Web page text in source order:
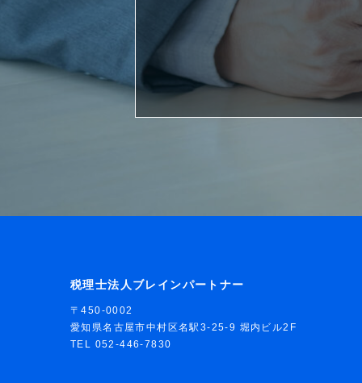
税理士法人ブレインパートナー
〒450-0002
愛知県名古屋市中村区名駅3-25-9 堀内ビル2F
TEL 052-446-7830